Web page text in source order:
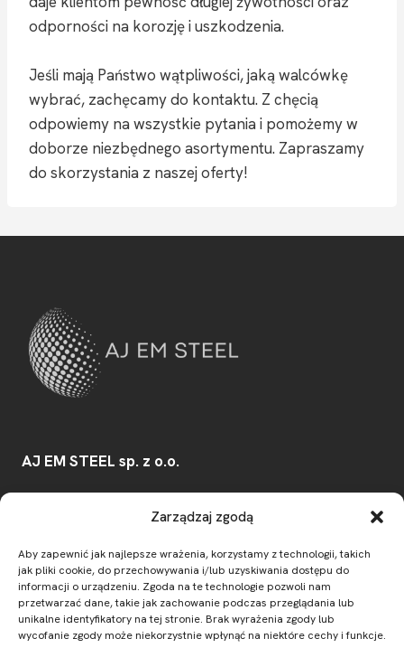
Zarządzaj zgodą
Aby zapewnić jak najlepsze wrażenia, korzystamy z technologii, takich
jak pliki cookie, do przechowywania i/lub uzyskiwania dostępu do
informacji o urządzeniu. Zgoda na te technologie pozwoli nam
przetwarzać dane, takie jak zachowanie podczas przeglądania lub
unikalne identyfikatory na tej stronie. Brak wyrażenia zgody lub
wycofanie zgody może niekorzystnie wpłynąć na niektóre cechy i funkcje.
odporności na korozję i uszkodzenia.
Jeśli mają Państwo wątpliwości, jaką walcówkę
wybrać, zachęcamy do kontaktu. Z chęcią
odpowiemy na wszystkie pytania i pomożemy w
doborze niezbędnego asortymentu. Zapraszamy
do skorzystania z naszej oferty!
AJ EM STEEL sp. z o.o.
e-mail:biuro@ajemsteel.pl
NIP:7831850325